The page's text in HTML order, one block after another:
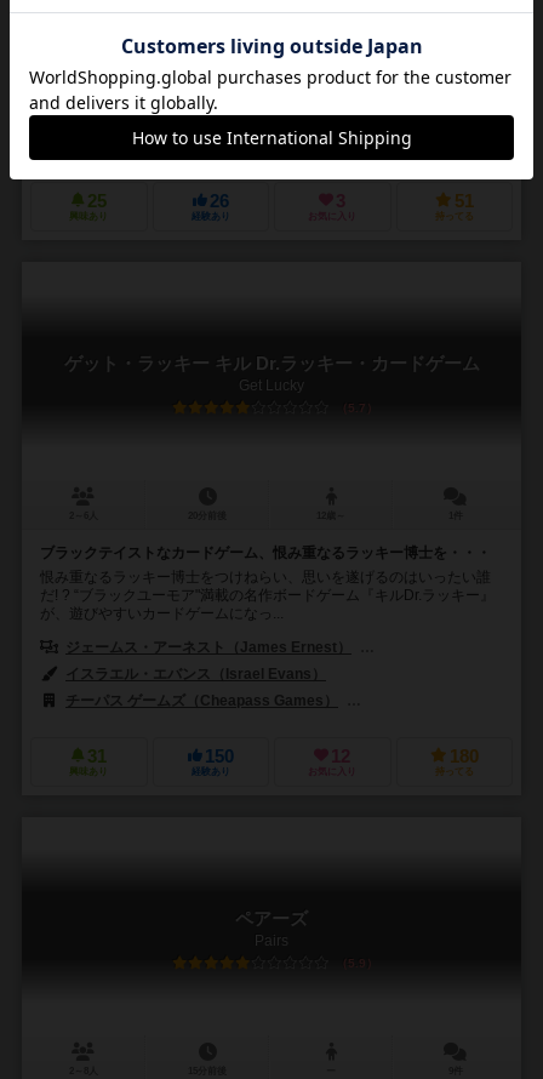
キー博士の暗殺計画の物語です。 プレイヤーは他人の目がないところ
でラッキー博士の殺害を試みます。 しかし...
ジェームス・アーネスト（James Ernest）
イスラエル・エバンス（Israel Evans）
チーパス ゲームズ（Cheapass Games）
25
興味あり
26
経験あり
3
お気に入り
51
持ってる
ゲット・ラッキー キル Dr.ラッキー・カードゲーム
Get Lucky
5.7
ブラックテイストなカードゲーム、恨み重なるラッキー博士を・・・
恨み重なるラッキー博士をつけねらい、思いを遂げるのはいったい誰
だ! ? “ブラックユーモア"満載の名作ボードゲーム『キルDr.ラッキー』
が、遊びやすいカードゲームになっ...
ジェームス・アーネスト（James Ernest）
イスラエル・エバンス（Israel Evans）
チーパス ゲームズ（Cheapass Games）
31
興味あり
150
経験あり
12
お気に入り
180
持ってる
ペアーズ
Pairs
5.9